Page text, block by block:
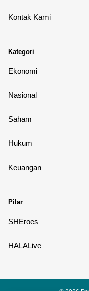
Kontak Kami
Kategori
Ekonomi
Nasional
Saham
Hukum
Keuangan
Pilar
SHEroes
HALALive